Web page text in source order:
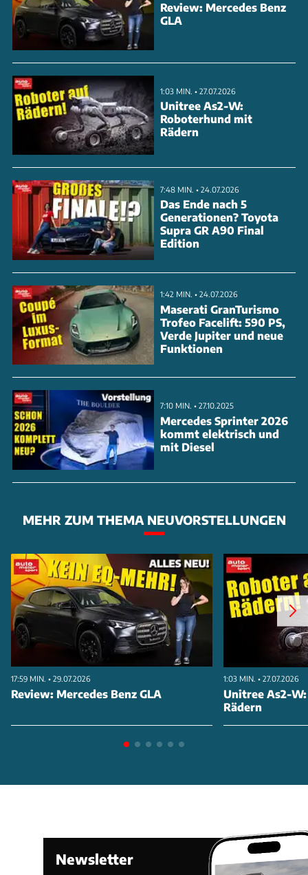
Review: Mercedes Benz
GLA
1:03 MIN. • 27.07.2026
Unitree As2-W:
Roboterhund mit
Rädern
7:48 MIN. • 24.07.2026
Das Ende nach 5
Generationen? Toyota
Supra GR A90 Final
Edition
1:42 MIN. • 24.07.2026
Maserati GranTurismo
Trofeo Facelift: 590 PS,
Verde Jupiter und neue
Funktionen
7:10 MIN. • 27.10.2025
Mercedes Sprinter 2026
kommt elektrisch und
mit Diesel
MEHR ZUM THEMA NEUVORSTELLUNGEN
17:59 MIN. • 29.07.2026
Review: Mercedes Benz GLA
1:03 MIN. • 27.07.2026
Unitree As2-
Rädern
Newsletter